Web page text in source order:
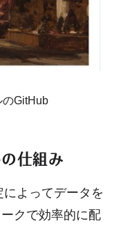
のGitHub
仕組み
よってデータを
クで効率的に配